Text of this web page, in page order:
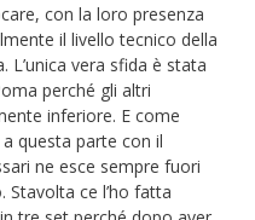
con la loro presenza
il livello tecnico della
vera sfida è stata
perché gli altri
inferiore. E come
questa parte con il
ne esce sempre fuori
ce l’ho fatta